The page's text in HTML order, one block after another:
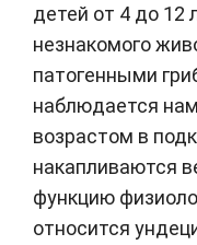
детей от 4 до 12
незнакомого
патогенными
наблюдается
возрастом в
накапливаются
функцию
относится